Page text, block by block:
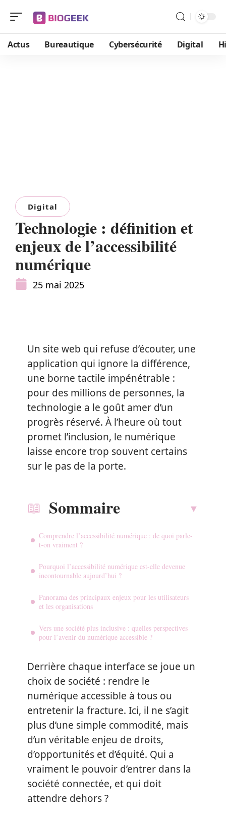
Actus Bureautique Cybersécurité Digital
Digital
Technologie : définition et
enjeux de l’accessibilité
numérique
25 mai 2025
Un site web qui refuse d’écouter, une
application qui ignore la différence,
une borne tactile impénétrable :
pour des millions de personnes, la
technologie a le goût amer d’un
progrès réservé. À l’heure où tout
promet l’inclusion, le numérique
laisse encore trop souvent certains
sur le pas de la porte.
Sommaire
Comprendre l’accessibilité numérique : de quoi parle-
t-on vraiment ?
Pourquoi l’accessibilité numérique est-elle devenue
incontournable aujourd’hui ?
Panorama des principaux enjeux pour les utilisateurs
et les organisations
Vers une société plus inclusive : quelles perspectives
pour l’avenir du numérique accessible ?
Derrière chaque interface se joue un
choix de société : rendre le
numérique accessible à tous ou
entretenir la fracture. Ici, il ne s’agit
plus d’une simple commodité, mais
d’un véritable enjeu de droits,
d’opportunités et d’équité. Qui a
vraiment le pouvoir d’entrer dans la
société connectée, et qui doit
attendre dehors ?